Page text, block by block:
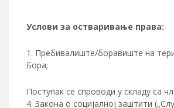
Услови за остваривање права:
Пребивалиште/боравиште на
Бора;
Поступак се спроводи у складу са
4. Закона о социјалној заштити